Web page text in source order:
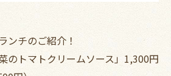
ンチのご紹介！
のトマトクリームソース」1,300円